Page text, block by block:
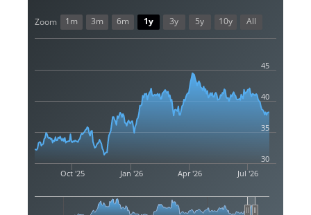
Oct '25 Jan '26 Apr '26 Jul '26
30
35
40
45
Zoom 1m 3m 6m 1y 3y 5y 10y All